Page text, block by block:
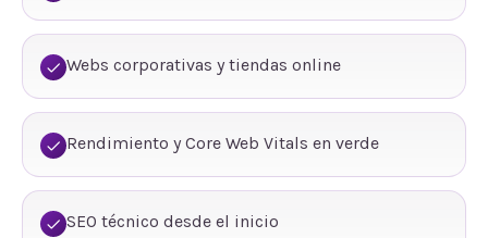
Webs corporativas y tiendas online
Rendimiento y Core Web Vitals en verde
SEO técnico desde el inicio